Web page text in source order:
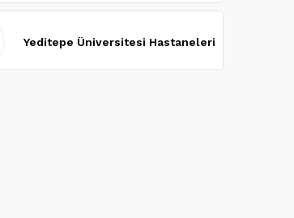
Yeditepe Üniversitesi Hastaneleri